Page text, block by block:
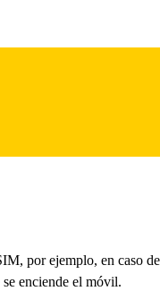
por ejemplo, en caso
enciende el móvil.